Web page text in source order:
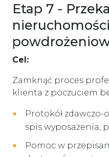
Etap 7 -
Cel:
Zamknąć proces
klienta z poczuciem
Protokół zdawczo-
spis wyposażenia,
Pomoc w